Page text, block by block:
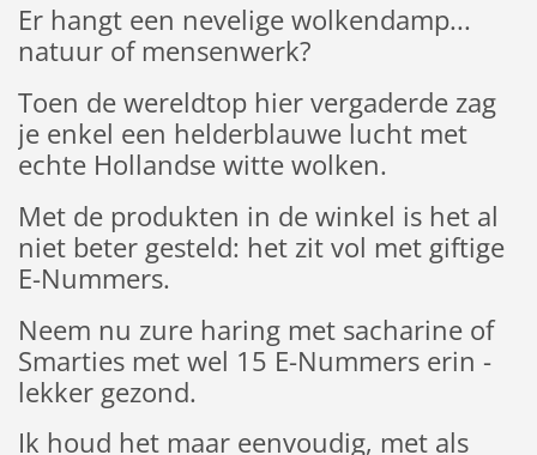
Er hangt een nevelige wolkendamp...
natuur of mensenwerk?
Toen de wereldtop hier vergaderde zag
je enkel een helderblauwe lucht met
echte Hollandse witte wolken.
Met de produkten in de winkel is het al
niet beter gesteld: het zit vol met giftige
E-Nummers.
Neem nu zure haring met sacharine of
Smarties met wel 15 E-Nummers erin -
lekker gezond.
Ik houd het maar eenvoudig, met als